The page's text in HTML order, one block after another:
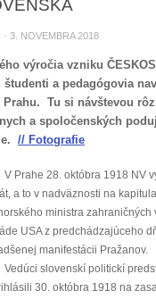
· 3. NOVEMBRA 2018
výročia vzniku
študenti a pedagógovia
Prahu. Tu si návštevou
a spoločenských
// Fotografie
Prahe 28. októbra 1918 NV
a to v nadväznosti na
ministra zahraničných
USA z predchádzajúceho
manifestácii Pražanov.
slovenskí politickí
30. októbra 1918 na